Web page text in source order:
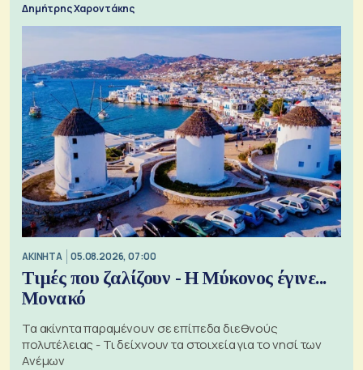
Δημήτρης Χαροντάκης
ΑΚΙΝΗΤΑ 05.08.2026, 07:00
Τιμές που ζαλίζουν - Η Μύκονος έγινε...
Μονακό
Τα ακίνητα παραμένουν σε επίπεδα διεθνούς
πολυτέλειας - Τι δείχνουν τα στοιχεία για το νησί των
Ανέμων